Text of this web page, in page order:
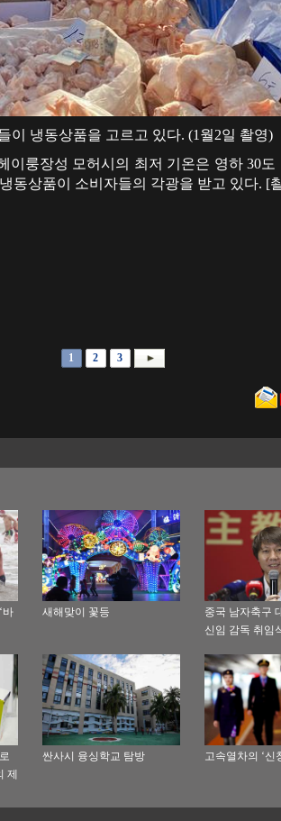
이 냉동상품을 고르고 있다. (1월2일 촬영)
이룽장성 모허시의 최저 기온은 영하 30
동상품이 소비자들의 각광을 받고 있다. [
1 2 3
바
새해맞이 꽃등
중국 남자축구
신임 감독 취임
제
싼사시 융싱학교 탐방 고속열차의 ‘신